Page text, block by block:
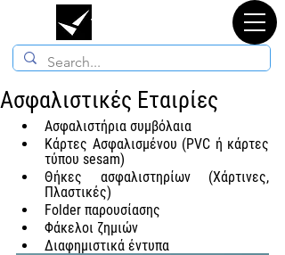
ΤΥΠΟΡΓΑΝΩΣΗ
Ασφαλιστικές Εταιρίες
Ασφαλιστήρια συμβόλαια
Κάρτες Ασφαλισμένου (PVC ή κάρτες
τύπου sesam)
Θήκες ασφαλιστηρίων (Χάρτινες,
Πλαστικές)
Folder παρουσίασης
Φάκελοι ζημιών
Διαφημιστικά έντυπα